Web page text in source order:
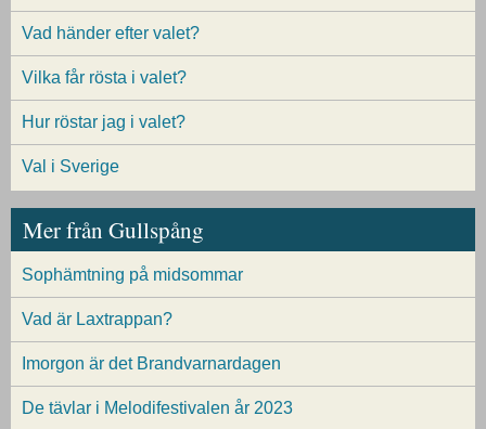
Vad händer efter valet?
Vilka får rösta i valet?
Hur röstar jag i valet?
Val i Sverige
Mer från Gullspång
Sophämtning på midsommar
Vad är Laxtrappan?
Imorgon är det Brandvarnardagen
De tävlar i Melodifestivalen år 2023